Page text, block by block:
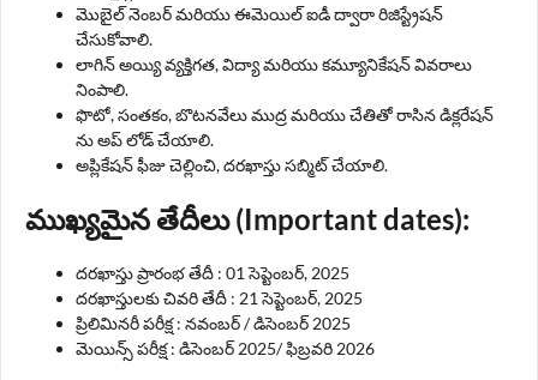
మొబైల్ నెంబర్ మరియు ఈమెయిల్ ఐడీ ద్వారా రిజిస్ట్రేషన్
చేసుకోవాలి.
లాగిన్ అయ్యి వ్యక్తిగత, విద్యా మరియు కమ్యూనికేషన్ వివరాలు
నింపాలి.
ఫొటో, సంతకం, బొటనవేలు ముద్ర మరియు చేతితో రాసిన డిక్లరేషన్
ను అప్ లోడ్ చేయాలి.
అప్లికేషన్ ఫీజు చెల్లించి, దరఖాస్తు సబ్మిట్ చేయాలి.
ముఖ్యమైన తేదీలు (Important dates):
దరఖాస్తు ప్రారంభ తేదీ : 01 సెప్టెంబర్, 2025
దరఖాస్తులకు చివరి తేదీ : 21 సెప్టెంబర్, 2025
ప్రిలిమినరీ పరీక్ష : నవంబర్ / డిసెంబర్ 2025
మెయిన్స్ పరీక్ష : డిసెంబర్ 2025/ ఫిబ్రవరి 2026